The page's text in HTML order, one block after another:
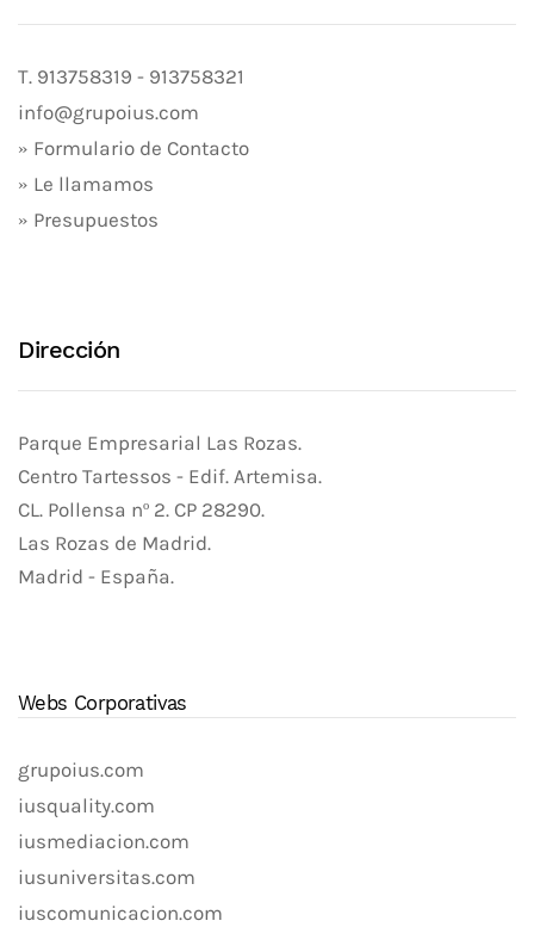
T. 913758319 - 913758321
info@grupoius.com
» Formulario de Contacto
» Le llamamos
» Presupuestos
Dirección
Parque Empresarial Las Rozas.
Centro Tartessos - Edif. Artemisa.
CL. Pollensa nº 2. CP 28290.
Las Rozas de Madrid.
Madrid - España.
Webs Corporativas
grupoius.com
iusquality.com
iusmediacion.com
iusuniversitas.com
iuscomunicacion.com